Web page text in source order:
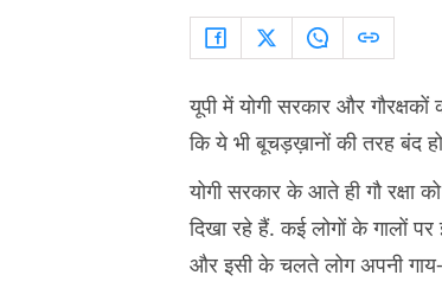
यूपी में योगी सरकार और
कि ये भी बूचड़ख़ानों की तरह बंद
योगी सरकार के आते ही गौ रक्षा
दिखा रहे हैं. कई लोगों के गालों
और इसी के चलते लोग अपनी